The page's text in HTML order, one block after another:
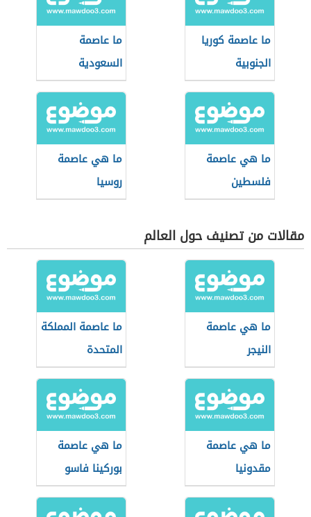
ما عاصمة كوريا
الجنوبية
ما عاصمة
السعودية
ما هي عاصمة
فلسطين
ما هي عاصمة
روسيا
مقالات من تصنيف حول العالم
ما هي عاصمة
النيجر
ما عاصمة المملكة
المتحدة
ما هي عاصمة
مقدونيا
ما هي عاصمة
بوركينا فاسو